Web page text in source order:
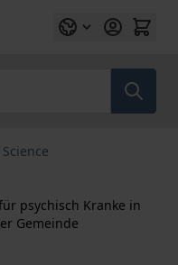
psychisch Kranke in
Gemeinde